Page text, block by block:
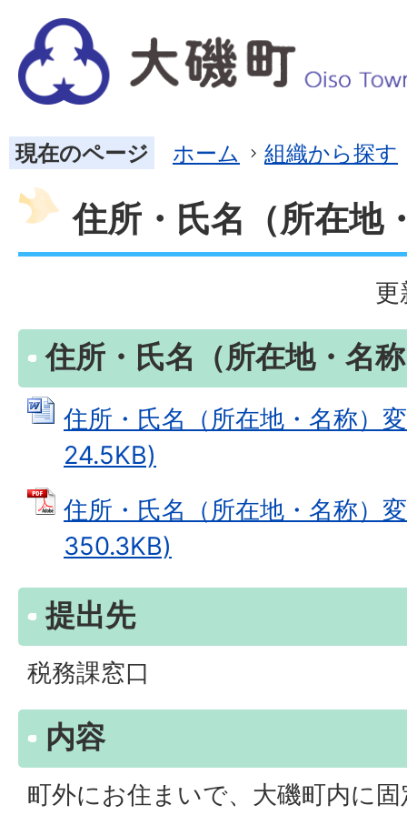
現在のページ ホーム 組織から探す
住所・氏名（所在地
更
住所・氏名（所在地・名
住所・氏名（所在地・名称）
24.5KB)
住所・氏名（所在地・名称）
350.3KB)
提出先
税務課窓口
内容
町外にお住まいで、大磯町内に